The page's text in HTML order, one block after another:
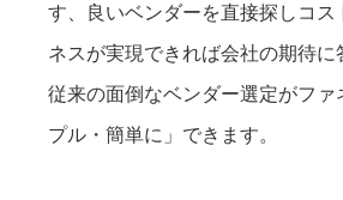
す、良いベンダーを直接探しコス
ネスが実現できれば会社の期待に
従来の面倒なベンダー選定がファ
プル・簡単に」できます。